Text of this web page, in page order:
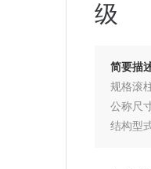
级
简要描
规格滚
公称尺
结构型